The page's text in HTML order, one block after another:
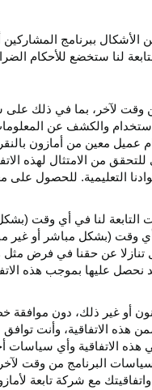
ببرنامج
لنا ستخضع للأحكام
لآخر، بما في ذلك على
والكشف عن
عميل معين من أمازون
من الامتثال لهذه
التعليمية. للحصول على
التابعة لنا في أي وقت
في أي وقت (بشكل مباشر أو
عن حقنا في فرض مثل
عليها بموجب هذه
أو غير ذلك، دون
هذه الاتفاقية، وأنت
هذه الاتفاقية وأي
البرنامج من وقت
مع شركة تابعة